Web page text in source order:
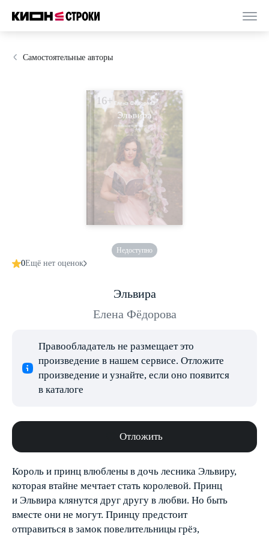
Самостоятельные авторы
Недоступно
0Ещё нет оценок
Эльвира
Елена Фёдорова
Правообладатель не размещает это
произведение в нашем сервисе. Отложите
произведение и узнайте, если оно появится
в каталоге
Отложить
Король и принц влюблены в дочь лесника Эльвиру,
которая втайне мечтает стать королевой. Принц
и Эльвира клянутся друг другу в любви. Но быть
вместе они не могут. Принцу предстоит
отправиться в замок повелительницы грёз,